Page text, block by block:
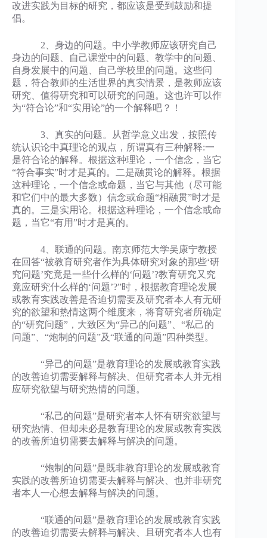
改进实践为目标的研究，都应该是受到鼓励和提
倡。
2、身边的问题。中小学教师应该研究自己
身边的问题、自己课堂中的问题、教学中的问题、
自身发展中的问题、自己学校里的问题。这些问
题，符合教师的生活世界的真实情景，是教师应该
研究、值得研究和可以研究的问题。这也许可以作
为“符合论”和“实用论”的一个解释吧？！
3、真实的问题。从哲学意义出发，按照传
统认识论中真理论的观点，所谓真有三种解释:一
是符合论的解释。根据这种理论，一个信念，当它
“符合事实”时才是真的。二是融贯论的解释。根据
这种理论，一个信念或命题，当它与其他（尽可能
和它们中的最大多数）信念或命题“相融贯”时才是
真的。三是实用论。根据这种理论，一个信念或命
题，当它“有用”时才是真的。
4、联通的问题。南京师范大学吴康宁教授
在回答“被教育研究者作为具体研究对象的那些‘研
究问题’究竟是一些什么样的‘问题’?教育研究又究
竟应研究什么样的‘问题’?”时，根据教育理论发展
或教育实践改善是否迫切需要及研究者本人有无研
究的欲望和热情这两个维度来，将育研究者所确定
的“研究问题”，大致区为“异己的问题”、“私己的
问题”、“炮制的问题”及“联通的问题”四种类型。
“异己的问题”是教育理论的发展或教育实践
的改善迫切需要解释与解决、但研究者本人并无相
应研究欲望与研究热情的问题。
“私己的问题”是研究者本人怀有研究欲望与
研究热情、但却未必是教育理论的发展或教育实践
的改善所迫切需要去解释与解决的问题。
“炮制的问题”是既非教育理论的发展或教育
实践的改善所迫切需要去解释与解决、也并非研究
者本人一心想去解释与解决的问题。
“联通的问题”是教育理论的发展或教育实践
的改善迫切需要去解释与解决、且研究者本人也有